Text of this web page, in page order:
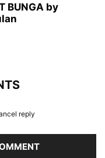
BUNGA by
reply